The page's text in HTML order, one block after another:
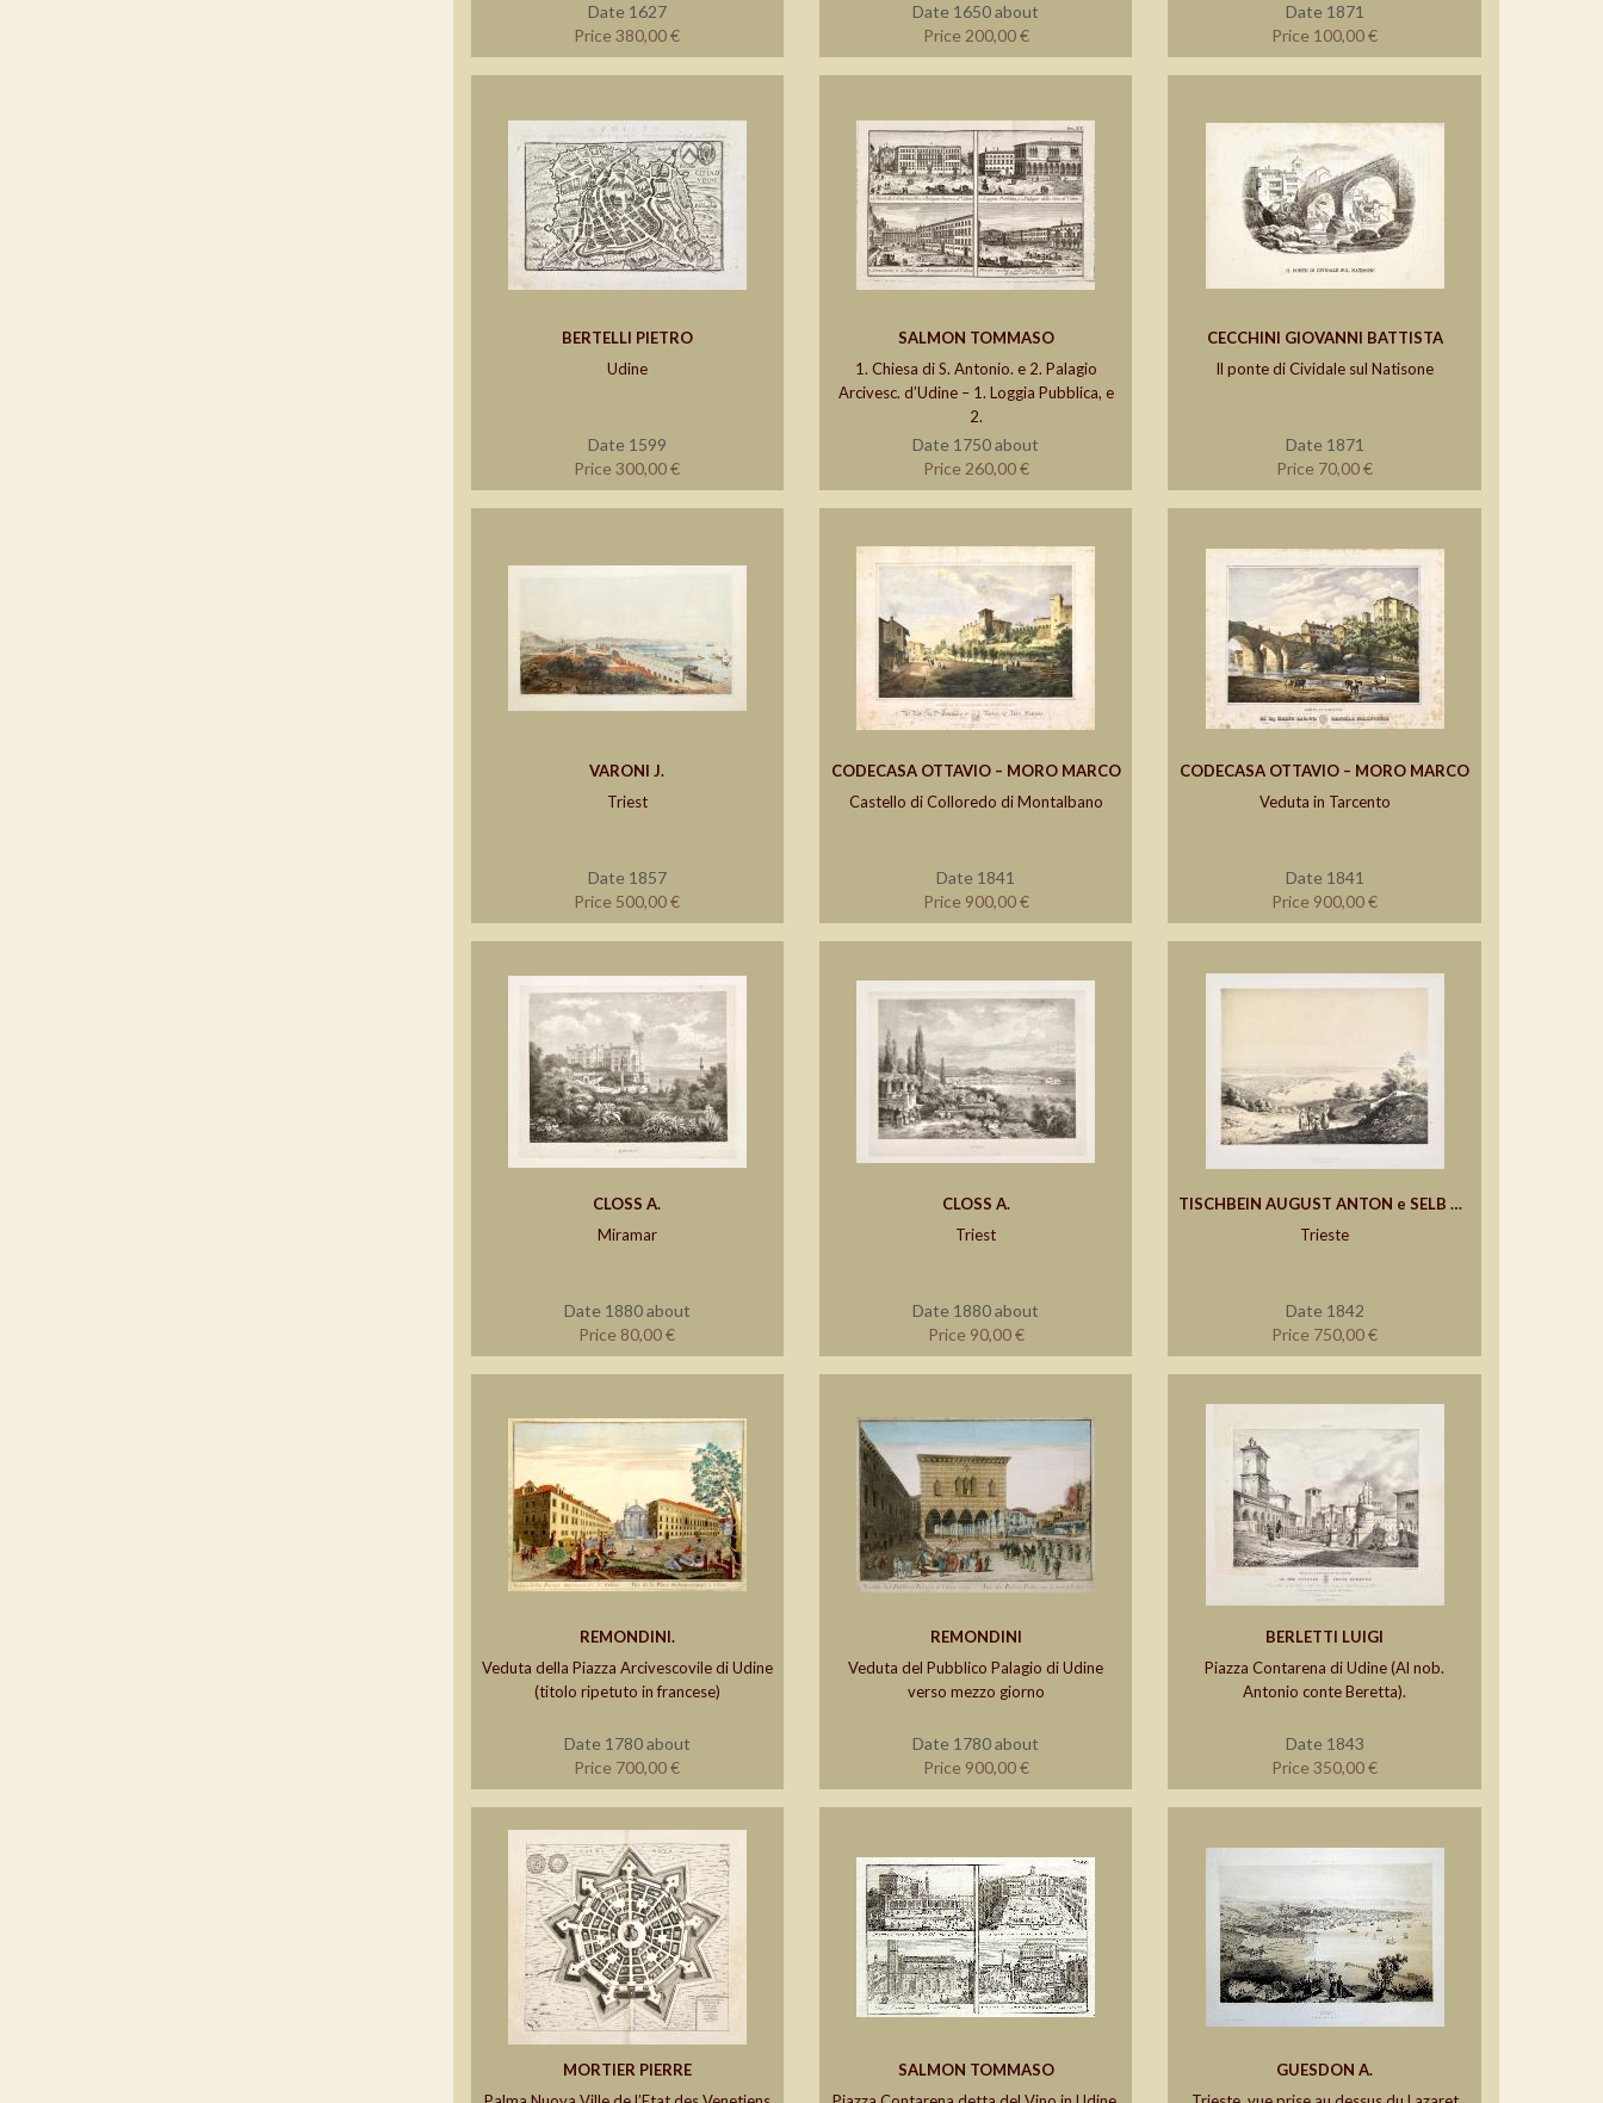
Date 1627
Price 380,00 €
Date 1650 about
Price 200,00 €
Date 1871
Price 100,00 €
BERTELLI PIETRO
Udine
Date 1599
Price 300,00 €
SALMON TOMMASO
1. Chiesa di S. Antonio. e 2. Palagio
Arcivesc. d’Udine – 1. Loggia Pubblica, e
2.
Date 1750 about
Price 260,00 €
CECCHINI GIOVANNI BATTISTA
Il ponte di Cividale sul Natisone
Date 1871
Price 70,00 €
VARONI J.
Triest
Date 1857
Price 500,00 €
CODECASA OTTAVIO – MORO MARCO
Castello di Colloredo di Montalbano
Date 1841
Price 900,00 €
CODECASA OTTAVIO – MORO MARCO
Veduta in Tarcento
Date 1841
Price 900,00 €
CLOSS A.
Miramar
Date 1880 about
Price 80,00 €
CLOSS A.
Triest
Date 1880 about
Price 90,00 €
TISCHBEIN AUGUST ANTON e SELB AUGUST
Trieste
Date 1842
Price 750,00 €
REMONDINI.
Veduta della Piazza Arcivescovile di Udine
(titolo ripetuto in francese)
Date 1780 about
Price 700,00 €
REMONDINI
Veduta del Pubblico Palagio di Udine
verso mezzo giorno
Date 1780 about
Price 900,00 €
BERLETTI LUIGI
Piazza Contarena di Udine (Al nob.
Antonio conte Beretta).
Date 1843
Price 350,00 €
MORTIER PIERRE
SALMON TOMMASO
GUESDON A.